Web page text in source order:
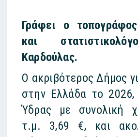
Γράφει ο
και
Καρδούλας.
Ο ακριβότερος Δήμος
στην Ελλάδα το
Ύδρας με συνολική
τ.μ. 3,69 €, και